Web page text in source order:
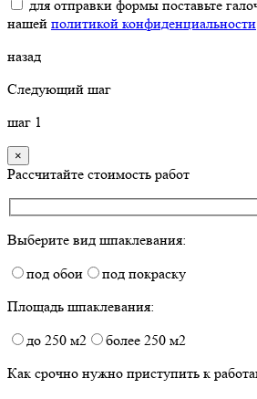
для отправки формы поставьте
нашей политикой конфиденциальности
назад
Следующий шаг
шаг 1
×
Рассчитайте стоимость работ
Выберите вид шпаклевания:
под обои
под покраску
Площадь шпаклевания:
до 250 м2
более 250 м2
Как срочно нужно приступить к